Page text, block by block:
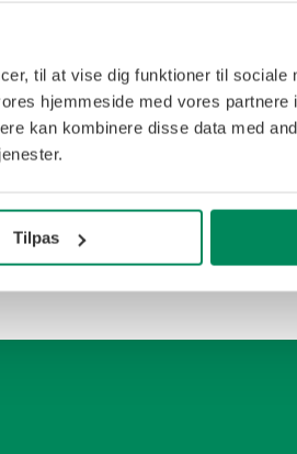
til at vise dig funktioner til sociale
hjemmeside med vores partnere
kan kombinere disse data med
Tilpas